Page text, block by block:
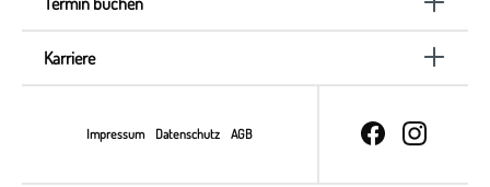
Karriere
Impressum Datenschutz AGB